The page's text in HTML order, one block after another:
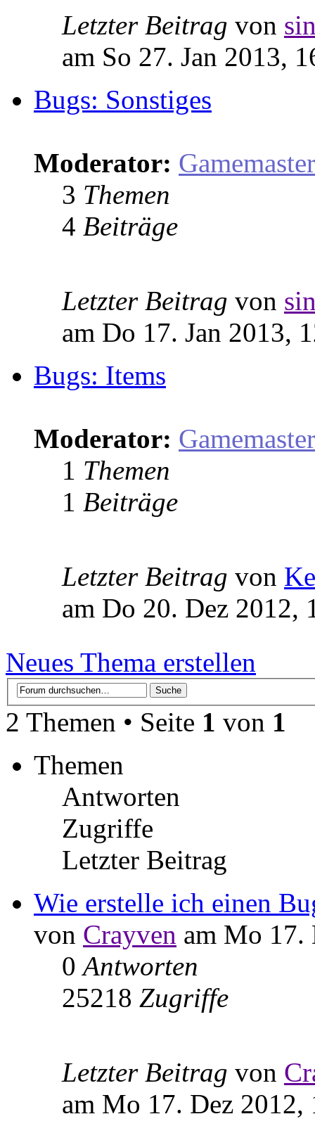
Letzter Beitrag von
am So 27. Jan 2013,
Bugs: Sonstiges
Moderator: Gamemaster
3 Themen
4 Beiträge
Letzter Beitrag von
am Do 17. Jan 2013,
Bugs: Items
Moderator: Gamemaster
1 Themen
1 Beiträge
Letzter Beitrag von
am Do 20. Dez 2012,
Neues Thema erstellen
2 Themen • Seite 1 von 1
Themen
Antworten
Zugriffe
Letzter Beitrag
Wie erstelle ich einen
von Crayven am Mo 17.
0Antworten
25218 Zugriffe
Letzter Beitrag von
am Mo 17. Dez 2012,